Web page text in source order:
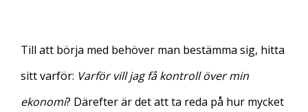
Till att börja med behöver man bestämma sig, hitta
sitt varför: Varför vill jag få kontroll över min
ekonomi? Därefter är det att ta reda på hur mycket